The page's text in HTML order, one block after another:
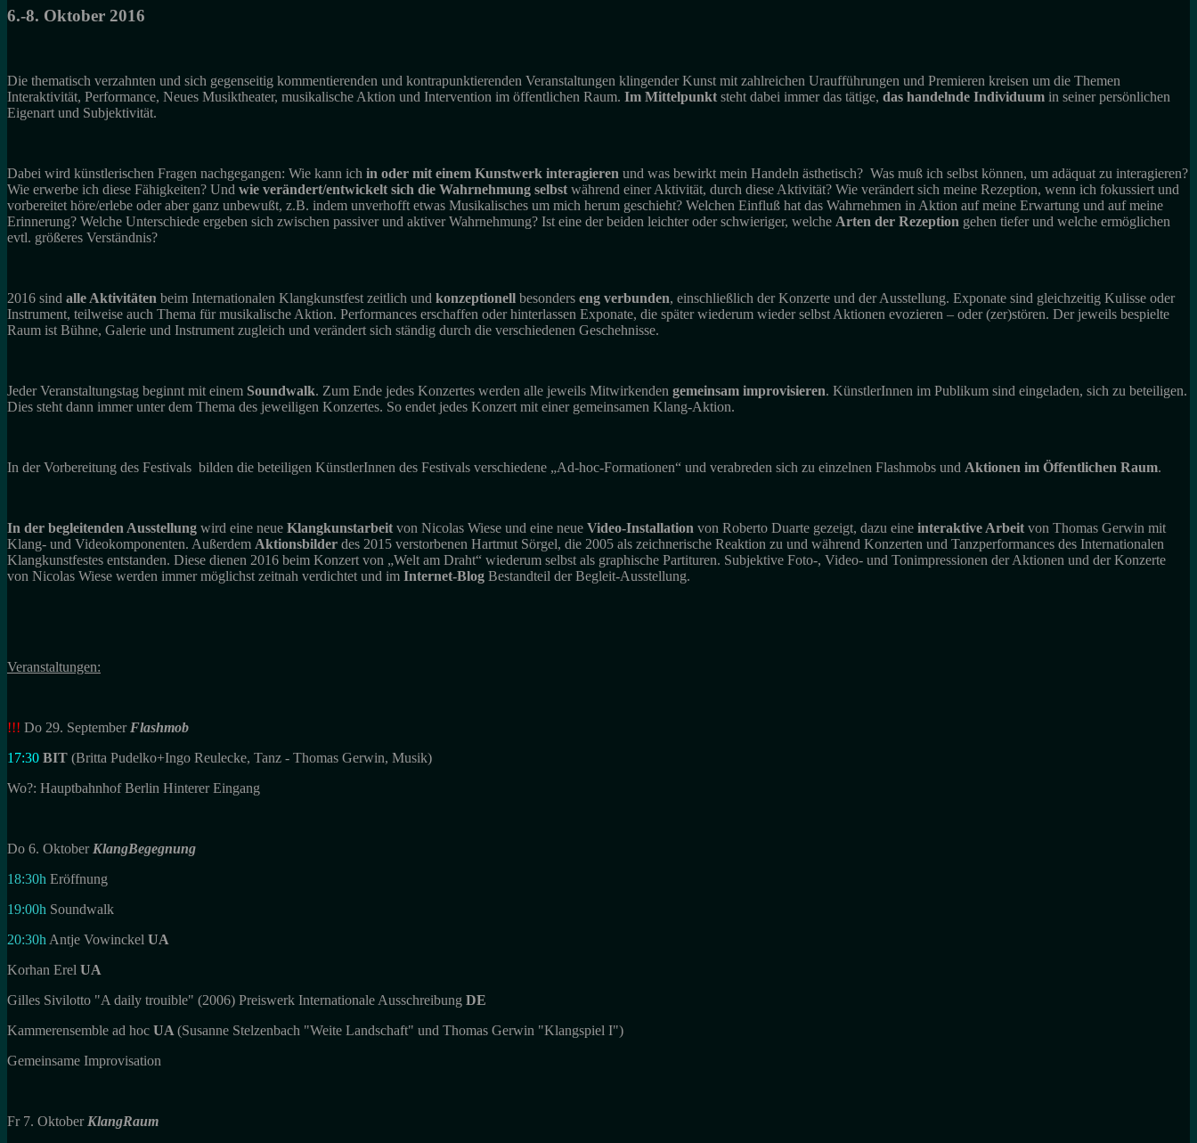
6.-8. Oktober 2016
Die thematisch verzahnten und sich gegenseitig kommentierenden und kontrapunktierenden Veranstaltungen klingender Kunst mit zahlreichen Uraufführungen und Premieren kreisen um die Themen
Interaktivität, Performance, Neues Musiktheater, musikalische Aktion und Intervention im öffentlichen Raum. Im Mittelpunkt steht dabei immer das tätige, das handelnde Individuum in seiner persönlichen
Eigenart und Subjektivität.
Dabei wird künstlerischen Fragen nachgegangen: Wie kann ich in oder mit einem Kunstwerk interagieren und was bewirkt mein Handeln ästhetisch? Was muß ich selbst können, um adäquat zu interagieren?
Wie erwerbe ich diese Fähigkeiten? Und wie verändert/entwickelt sich die Wahrnehmung selbst während einer Aktivität, durch diese Aktivität? Wie verändert sich meine Rezeption, wenn ich fokussiert und
vorbereitet höre/erlebe oder aber ganz unbewußt, z.B. indem unverhofft etwas Musikalisches um mich herum geschieht? Welchen Einfluß hat das Wahrnehmen in Aktion auf meine Erwartung und auf meine
Erinnerung? Welche Unterschiede ergeben sich zwischen passiver und aktiver Wahrnehmung? Ist eine der beiden leichter oder schwieriger, welche Arten der Rezeption gehen tiefer und welche ermöglichen
evtl. größeres Verständnis?
2016 sind alle Aktivitäten beim Internationalen Klangkunstfest zeitlich und konzeptionell besonders eng verbunden, einschließlich der Konzerte und der Ausstellung. Exponate sind gleichzeitig Kulisse oder
Instrument, teilweise auch Thema für musikalische Aktion. Performances erschaffen oder hinterlassen Exponate, die später wiederum wieder selbst Aktionen evozieren – oder (zer)stören. Der jeweils bespielte
Raum ist Bühne, Galerie und Instrument zugleich und verändert sich ständig durch die verschiedenen Geschehnisse.
Jeder Veranstaltungstag beginnt mit einem Soundwalk. Zum Ende jedes Konzertes werden alle jeweils Mitwirkenden gemeinsam improvisieren. KünstlerInnen im Publikum sind eingeladen, sich zu beteiligen.
Dies steht dann immer unter dem Thema des jeweiligen Konzertes. So endet jedes Konzert mit einer gemeinsamen Klang-Aktion.
In der Vorbereitung des Festivals bilden die beteiligen KünstlerInnen des Festivals verschiedene „Ad-hoc-Formationen“ und verabreden sich zu einzelnen Flashmobs und Aktionen im Öffentlichen Raum.
In der begleitenden Ausstellung wird eine neue Klangkunstarbeit von Nicolas Wiese und eine neue Video-Installation von Roberto Duarte gezeigt, dazu eine interaktive Arbeit von Thomas Gerwin mit
Klang- und Videokomponenten. Außerdem Aktionsbilder des 2015 verstorbenen Hartmut Sörgel, die 2005 als zeichnerische Reaktion zu und während Konzerten und Tanzperformances des Internationalen
Klangkunstfestes entstanden. Diese dienen 2016 beim Konzert von „Welt am Draht“ wiederum selbst als graphische Partituren. Subjektive Foto-, Video- und Tonimpressionen der Aktionen und der Konzerte
von Nicolas Wiese werden immer möglichst zeitnah verdichtet und im Internet-Blog Bestandteil der Begleit-Ausstellung.
Veranstaltungen:
!!! Do 29. September Flashmob
17:30 BIT (Britta Pudelko+Ingo Reulecke, Tanz - Thomas Gerwin, Musik)
Wo?: Hauptbahnhof Berlin Hinterer Eingang
Do 6. Oktober KlangBegegnung
18:30h Eröffnung
19:00h Soundwalk
20:30h Antje Vowinckel UA
Korhan Erel UA
Gilles Sivilotto "A daily trouible" (2006) Preiswerk Internationale Ausschreibung DE
Kammerensemble ad hoc UA (Susanne Stelzenbach "Weite Landschaft" und Thomas Gerwin "Klangspiel I")
Gemeinsame Improvisation
Fr 7. Oktober KlangRaum